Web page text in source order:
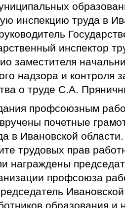
инспекцию труда в
инспектор
заместителя
надзора и контроля
о труде С.А.
профсоюзным
почетные
в Ивановской
трудовых прав
награждены
профсоюза
образования